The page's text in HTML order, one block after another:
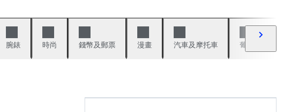
腕錶 時尚 錢幣及郵票 漫畫 汽車及摩托車 葡萄酒與烈酒